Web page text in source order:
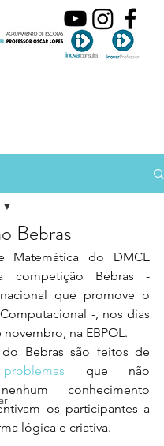
Bebras
Matemática do DMCE
competição Bebras -
que promove o
-, nos dias
novembro, na EBPOL.
que não
conhecimento
os participantes a
lógica e criativa.